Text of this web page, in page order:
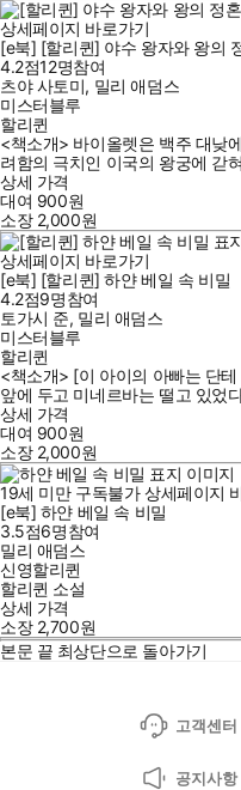
상세페이지 바로가기
[e북] [할리퀸] 야수 왕자와 왕의
4.2점12명참여
츠야 사토미, 밀리 애덤스
미스터블루
할리퀸
<책소개> 바이올렛은 백주 대낮
려함의 극치인 이국의 왕궁에 갇
상세 가격
대여 900원
소장 2,000원
상세페이지 바로가기
[e북] [할리퀸] 하얀 베일 속 비밀
4.2점9명참여
토가시 준, 밀리 애덤스
미스터블루
할리퀸
<책소개> [이 아이의 아빠는 단
앞에 두고 미네르바는 떨고 있었
상세 가격
대여 900원
소장 2,000원
19세 미만 구독불가 상세페이지
[e북] 하얀 베일 속 비밀
3.5점6명참여
밀리 애덤스
신영할리퀸
할리퀸 소설
상세 가격
소장 2,700원
본문 끝 최상단으로 돌아가기
고객센터
공지사항